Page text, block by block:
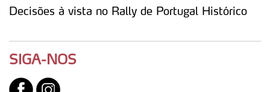
Decisões à vista no Rally de Portugal Histórico
SIGA-NOS